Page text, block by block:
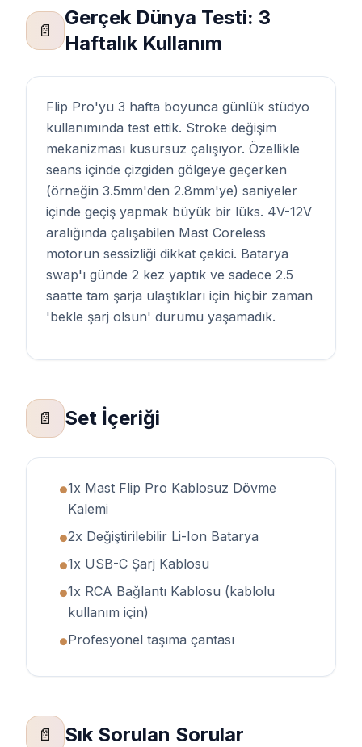
📄
Gerçek Dünya Testi: 3
Haftalık Kullanım
Flip Pro'yu 3 hafta boyunca günlük stüdyo
kullanımında test ettik. Stroke değişim
mekanizması kusursuz çalışıyor. Özellikle
seans içinde çizgiden gölgeye geçerken
(örneğin 3.5mm'den 2.8mm'ye) saniyeler
içinde geçiş yapmak büyük bir lüks. 4V-12V
aralığında çalışabilen Mast Coreless
motorun sessizliği dikkat çekici. Batarya
swap'ı günde 2 kez yaptık ve sadece 2.5
saatte tam şarja ulaştıkları için hiçbir zaman
'bekle şarj olsun' durumu yaşamadık.
📄 Set İçeriği
●1x Mast Flip Pro Kablosuz Dövme
Kalemi
●2x Değiştirilebilir Li-Ion Batarya
●1x USB-C Şarj Kablosu
●1x RCA Bağlantı Kablosu (kablolu
kullanım için)
●Profesyonel taşıma çantası
📄 Sık Sorulan Sorular